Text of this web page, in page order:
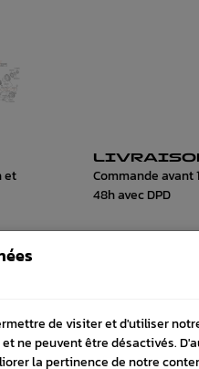
et
Commande avant
48h avec DPD
de visiter et d'utiliser
ne peuvent être désactivés.
la pertinence de notre